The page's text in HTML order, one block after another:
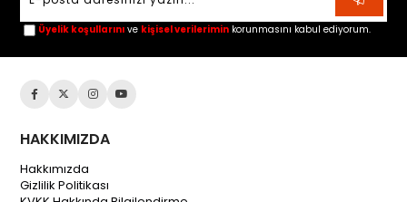
Üyelik koşullarını ve kişisel verilerimin korunmasını kabul ediyorum.
HAKKIMIZDA
Hakkımızda
Gizlilik Politikası